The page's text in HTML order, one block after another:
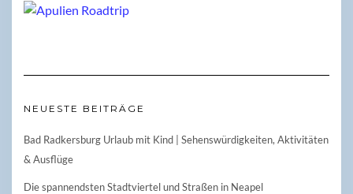
NEUESTE BEITRÄGE
Bad Radkersburg Urlaub mit Kind | Sehenswürdigkeiten, Aktivitäten
& Ausflüge
Die spannendsten Stadtviertel und Straßen in Neapel